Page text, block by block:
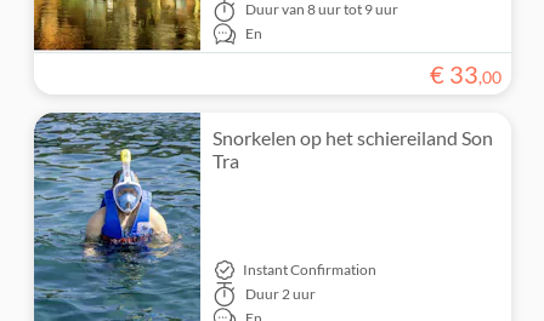
Duurvan 8 uur tot 9 uur
En
€ 33,00
Snorkelen op het schiereiland Son
Tra
Instant Confirmation
Duur2 uur